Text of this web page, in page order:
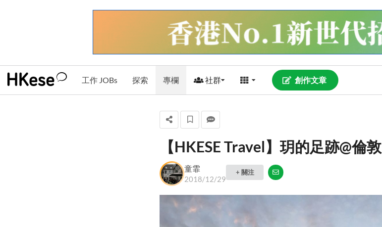
工作 JOBs 探索 專欄 社群 創作文章
【HKESE Travel】玥的足跡@倫敦
童霏
2018/12/29
+ 關注